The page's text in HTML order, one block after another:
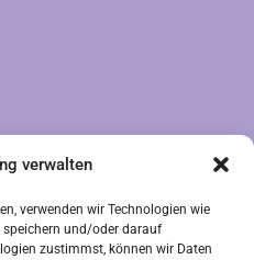
verwalten
verwenden wir Technologien wie
und/oder darauf
zustimmst, können wir Daten